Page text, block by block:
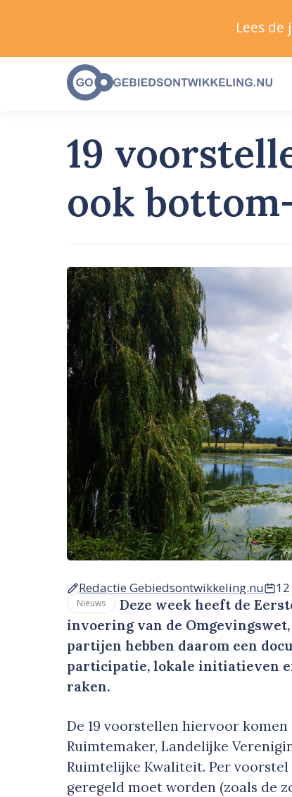
19
ook
Redactie Gebiedsontwikkeling.nu
Nieuws
Deze week heeft de
invoering van de
partijen hebben daarom een
participatie, lokale initiatieven
raken.
De 19 voorstellen hiervoor komen
Ruimtemaker, Landelijke
Ruimtelijke Kwaliteit. Per
geregeld moet worden (zoals de
Lees